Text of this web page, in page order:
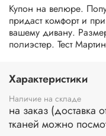
Купон на велюре.
придаст комфорт и
вашему дивану.
полиэстер. Тест
Характеристики
Наличие на складе
на заказ
тканей можно